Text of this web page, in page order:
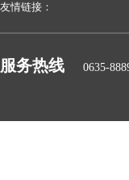
友情链接：
服务热线 0635-